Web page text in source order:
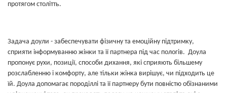
протягом столітть.
Задача доули - забеспечувати фізичну та емоційну підтримку,
сприяти інформуванню жінки та її партнера під час пологів. Доула
пропонує рухи, позиції, способи дихання, які сприяють більшему
розслабленню і комфорту, але тільки жінка вирішує, чи підходить це
їй. Доула допомагає породіллі та її партнеру бути повністю обізнаними